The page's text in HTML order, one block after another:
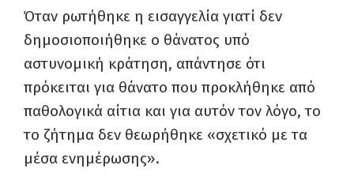
Όταν ρωτήθηκε η εισαγγελία γιατί δεν
δημοσιοποιήθηκε ο θάνατος υπό
αστυνομική κράτηση, απάντησε ότι
πρόκειται για θάνατο που προκλήθηκε από
παθολογικά αίτια και για αυτόν τον λόγο, το
το ζήτημα δεν θεωρήθηκε «σχετικό με τα
μέσα ενημέρωσης».